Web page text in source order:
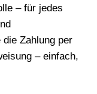
– für jedes
Zahlung per
– einfach,